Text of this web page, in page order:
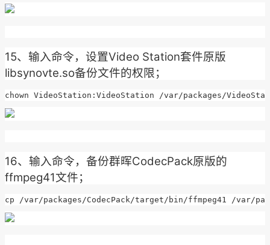
15、输入命令，设置Video Station套件原版
libsynovte.so备份文件的权限；
chown VideoStation:VideoStation /var/packages/
16、输入命令，备份群晖CodecPack原版的
ffmpeg41文件；
cp /var/packages/CodecPack/target/bin/ffmpeg41 /var/